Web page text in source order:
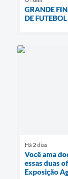
GRANDE
DE
Há 2 dias
Você ama
essas duas
Exposição